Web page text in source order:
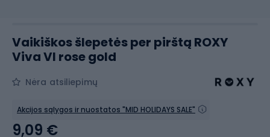
Vaikiškos šlepetės per pirštą ROXY
Viva VI rose gold
Nėra atsiliepimų
Akcijos sąlygos ir nuostatos "MID HOLIDAYS SALE"
9,09 €